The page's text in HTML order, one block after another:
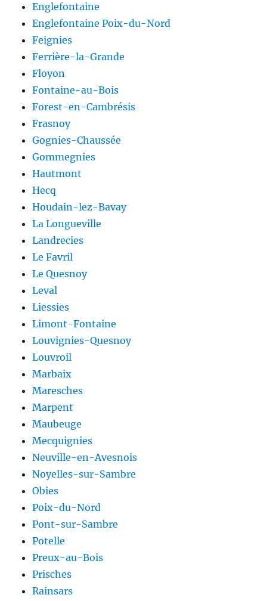
Englefontaine
Englefontaine Poix-du-Nord
Feignies
Ferrière-la-Grande
Floyon
Fontaine-au-Bois
Forest-en-Cambrésis
Frasnoy
Gognies-Chaussée
Gommegnies
Hautmont
Hecq
Houdain-lez-Bavay
La Longueville
Landrecies
Le Favril
Le Quesnoy
Leval
Liessies
Limont-Fontaine
Louvignies-Quesnoy
Louvroil
Marbaix
Maresches
Marpent
Maubeuge
Mecquignies
Neuville-en-Avesnois
Noyelles-sur-Sambre
Obies
Poix-du-Nord
Pont-sur-Sambre
Potelle
Preux-au-Bois
Prisches
Rainsars